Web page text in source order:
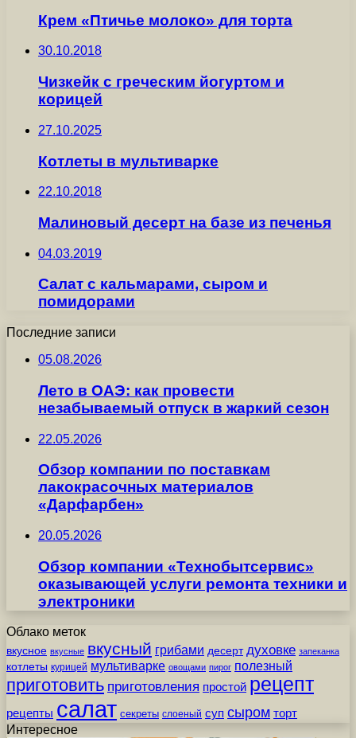
Крем «Птичье молоко» для торта
30.10.2018
Чизкейк с греческим йогуртом и
корицей
27.10.2025
Котлеты в мультиварке
22.10.2018
Малиновый десерт на базе из печенья
04.03.2019
Салат с кальмарами, сыром и
помидорами
Последние записи
05.08.2026
Лето в ОАЭ: как провести
незабываемый отпуск в жаркий сезон
22.05.2026
Обзор компании по поставкам
лакокрасочных материалов
«Дарфарбен»
20.05.2026
Обзор компании «Технобытсервис»
оказывающей услуги ремонта техники и
электроники
Облако меток
вкусное вкусные вкусный грибами десерт духовке запеканка
котлеты курицей мультиварке овощами пирог полезный
приготовить приготовления простой рецепт
рецепты салат секреты слоеный суп сыром торт
Интересное